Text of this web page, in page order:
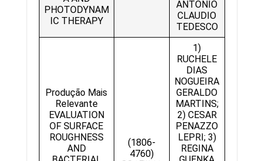
PHOTODYNAM
IC THERAPY
ANTONIO
CLAUDIO
TEDESCO
Produção Mais
Relevante
EVALUATION
OF SURFACE
ROUGHNESS
AND
(1806-
4760)
1)
RUCHELE
DIAS
NOGUEIRA
GERALDO
MARTINS;
2) CESAR
PENAZZO
LEPRI; 3)
REGINA